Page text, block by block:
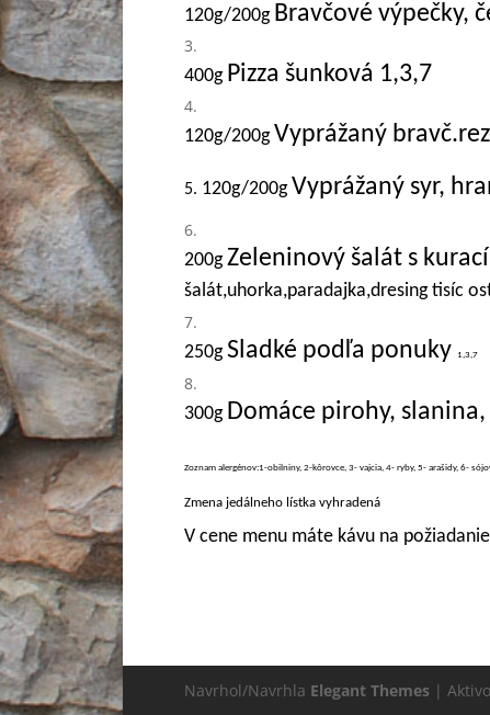
120g/200g Bravčové výpečky,
400g Pizza šunková 1,3,7
120g/200gVyprážaný
5. 120g/200gVyprážaný syr,
200gZeleninový šalát s
šalát,uhorka,paradajka,dresing tisíc
250g Sladké podľa ponuky 1,3,7
300g Domáce pirohy,
Zoznam alergénov:1-obilniny, 2-kôrovce, 3- vajcia, 4- ryby, 5- arašidy, 6-
Zmena jedálneho lístka vyhradená
V cene menu máte kávu na
Navrhol/Navrhla Elegant Themes |